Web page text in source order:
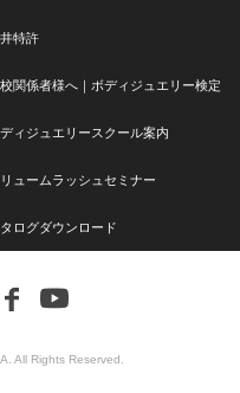
特許
関係者様へ｜ボディジュエリー検定
ィジュエリースクール案内
ュームラッシュセミナー
ログダウンロード
All Rights Reserved.